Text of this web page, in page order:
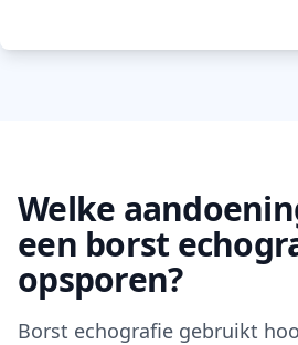
Welke
een borst
opsporen?
Borst echografie gebruikt